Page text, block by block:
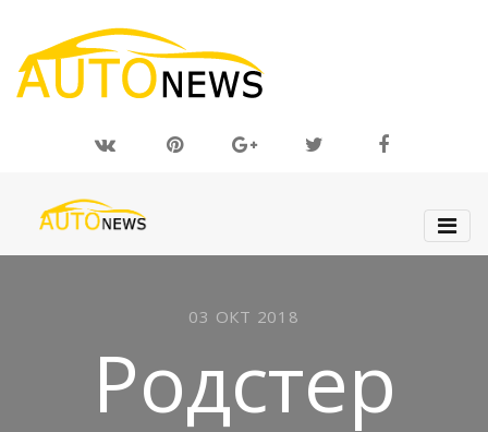
03 ОКТ 2018
Родстер